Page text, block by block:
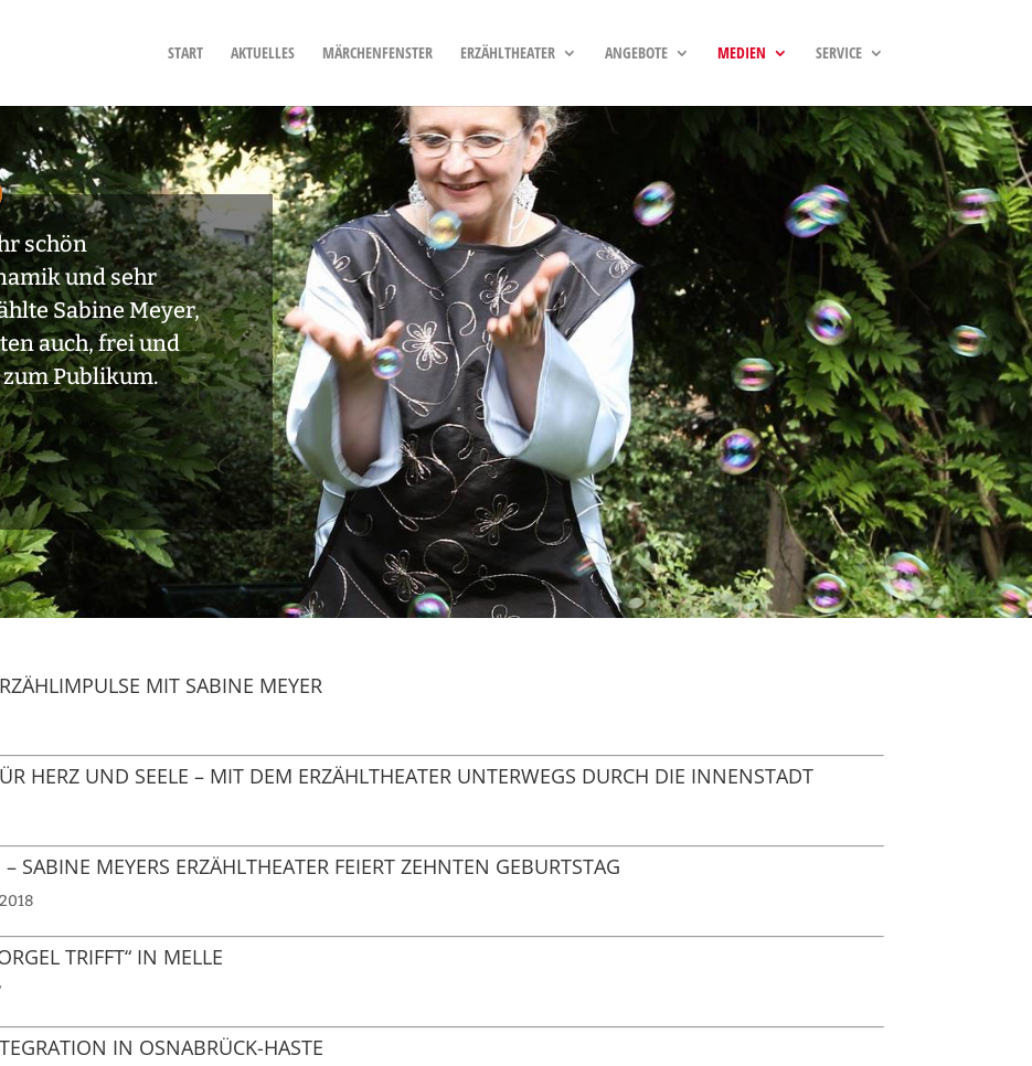
START AKTUELLES MÄRCHENFENSTER ERZÄHLTHEATER ANGEBOTE MEDIEN SERVICE
schön
und sehr
Sabine Meyer,
auch, frei und
Publikum.
MIT SABINE MEYER
HERZ UND SEELE – MIT DEM ERZÄHLTHEATER UNTERWEGS DURCH DIE INNENSTADT
SABINE MEYERS ERZÄHLTHEATER FEIERT ZEHNTEN GEBURTSTAG
TRIFFT“ IN MELLE
IN OSNABRÜCK-HASTE